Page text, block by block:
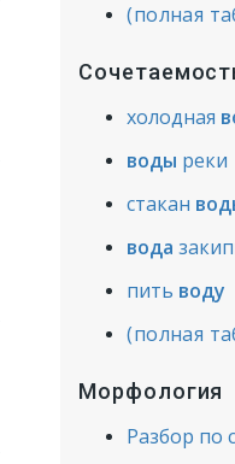
(полная
холодная
воды реки
стакан
вода
пить воду
(полная
Морфология
Разбор по